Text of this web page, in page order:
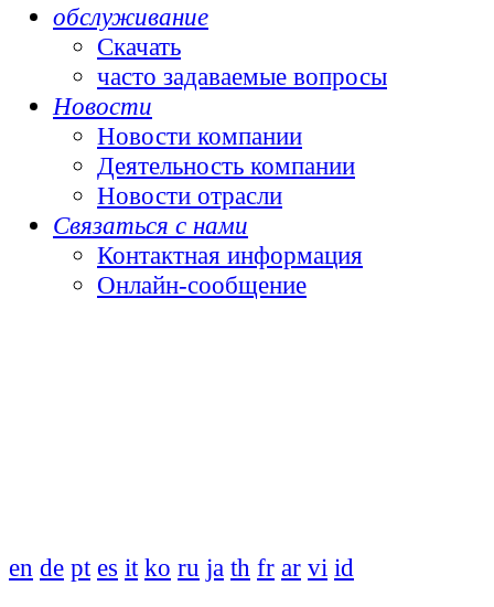
обслуживание
Скачать
часто задаваемые вопросы
Новости
Новости компании
Деятельность компании
Новости отрасли
Связаться с нами
Контактная информация
Онлайн-сообщение
en de pt es it ko ru ja th fr ar vi id